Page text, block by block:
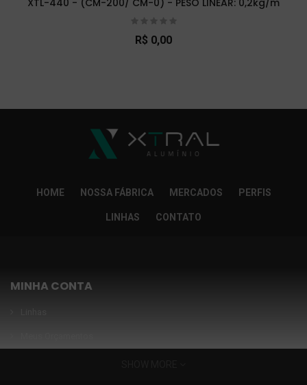
R$ 0,00
HOME NOSSA FÁBRICA MERCADOS PERFIS
LINHAS CONTATO
MINHA CONTA